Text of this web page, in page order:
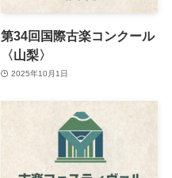
第34回国際古楽コンクール
〈山梨〉
2025年10月1日